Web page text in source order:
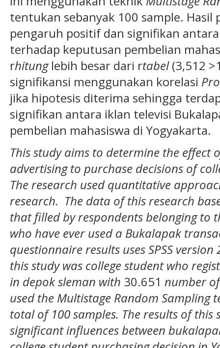
tentukan sebanyak 100 sample.
pengaruh positif dan signifikan
terhadap keputusan pembelian
rhitunglebih besar dari rtabel(3,512
signifikansi menggunakan korelasi
jika hipotesis diterima sehingga
signifikan antara iklan televisi
pembelian mahasiswa di Yogyakarta.
This study aims to determine the effect
advertising to purchase decisions of
The research used quantitative
research. The data of this research
that filled by respondents belonging to
who have ever used a Bukalapak
questionnaire results uses SPSS
this study was college student who
in depok sleman with 30.651 number
used the Multistage Random Sampling
total of 100 samples. The results of this
significant influences between